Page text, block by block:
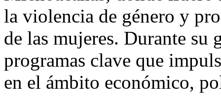
la violencia de género y
de las mujeres. Durante su
programas clave que
en el ámbito económico,